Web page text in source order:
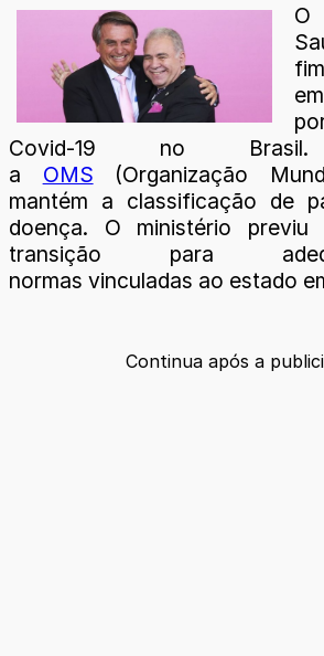
O
Covid-19 no Brasil.
a OMS (Organização
mantém a classificação de
doença. O ministério
transição para
normas vinculadas ao estado
Continua após a